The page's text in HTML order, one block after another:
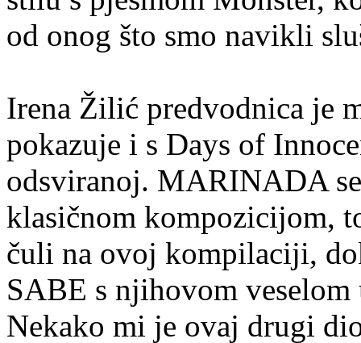
od onog što smo navikli
Irena Žilić predvodnica je
pokazuje i s Days of
odsviranoj. MARINADA
klasičnom kompozicijom,
čuli na ovoj kompilaciji,
SABE s njihovom
Nekako mi je ovaj drugi